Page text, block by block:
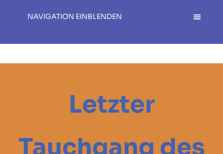
NAVIGATION EINBLENDEN
Letzter
Tauchgang des